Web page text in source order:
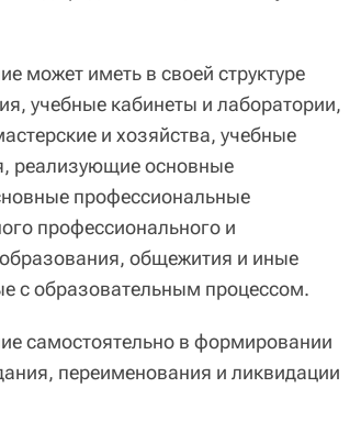
может иметь в своей структуре
учебные кабинеты и лаборатории,
и хозяйства, учебные
реализующие основные
профессиональные
профессионального и
общежития и иные
с образовательным процессом.
самостоятельно в формировании
переименования и ликвидации